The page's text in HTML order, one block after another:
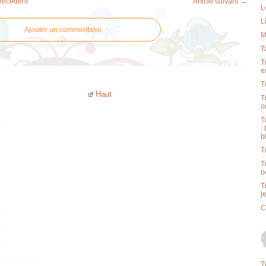
Ajouter un commentaire
Haut
: